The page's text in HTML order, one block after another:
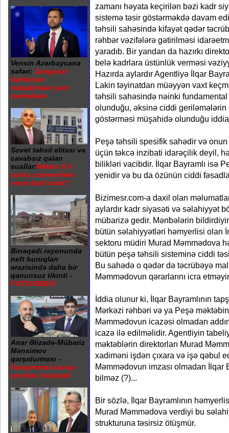
Vensin Azərbaycana
səfəri: Zəngəzur
dəhlizinin
müzakirələri yeni
mərhələdə
Sovet təhsil elitası və
cavabsız qalan
suallar:Rektor 6 il
sonra universitetə
necə daxil olub?
Binəqədi rayonunda
neft buruqları
ərazisində daha bir
qanunsuz tikinti -
FOTO/VİDEO
Anar Əlizadə-Mübariz
Mənsimov
qarşıdurması -
Kompromat savaşı
yenidən başlayıb
zamanı həyata keçirilən bəzi kadr
sistemə təsir göstərməkdə davam
təhsili sahəsində kifayət qədər
rəhbər vəzifələrə gətirilməsi
yaradıb. Bir yandan da hazırkı
belə kadrlara üstünlük verməsi
Hazırda aylardır Agentliyə İlqar
Lakin təyinatdan müəyyən vaxt
təhsili sahəsində nəinki
olunduğu, əksinə ciddi
göstərməsi müşahidə olunduğu
Peşə təhsili spesifik sahədir və
üçün təkcə inzibati idarəçilik deyil,
bilikləri vacibdir. İlqar Bayramlı isə
yenidir və bu da özünün ciddi
Bizimesr.com-a daxil olan
aylardır kadr siyasəti və səlahiyyət
mübarizə gedir. Mənbələrin
bütün səlahiyyətləri həmyerlisi olan
sektoru müdiri Murad Məmmədova
bütün peşə təhsili sisteminə ciddi
Bu sahədə o qədər də təcrübəyə
Məmmədovun qərarlarını icra
İddia olunur ki, İlqar Bayramlının
Mərkəzi rəhbəri və ya Peşə
Məmmədovun icazəsi olmadan
icazə ilə edilməlidir. Agentliyin
məktəblərin direktorları Murad
xadiməni işdən çıxara və işə qəbul
Məmmədovun imzası olmadan İlqar
bilməz (?)...
Bir sözlə, İlqar Bayramlının
Murad Məmmədova verdiyi bu
strukturuna təsirsiz ötüşmür.